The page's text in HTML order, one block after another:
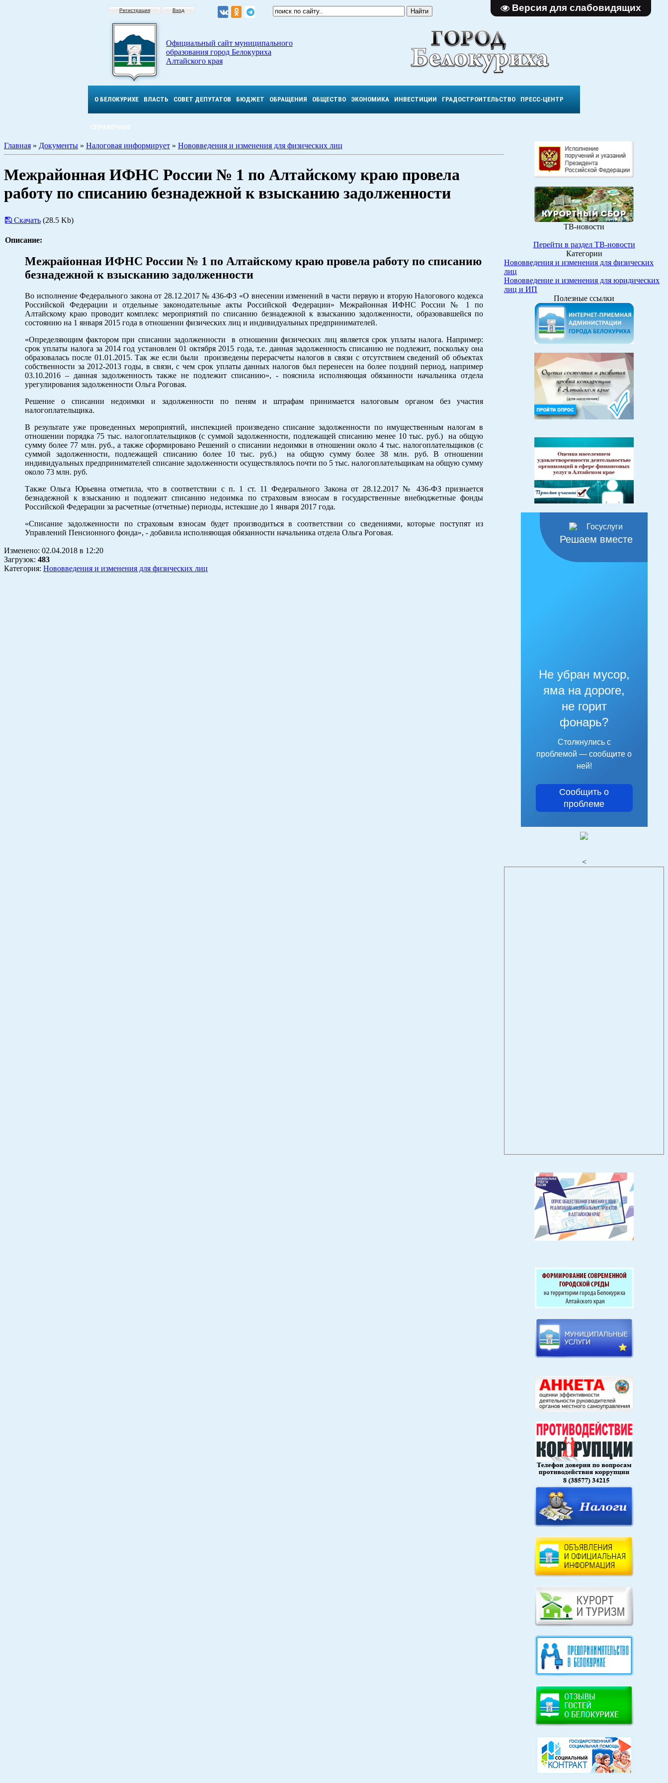
Версия для слабовидящих
Регистрация Вход
Официальный сайт муниципального
образования город Белокуриха
Алтайского края
О БЕЛОКУРИХЕ ВЛАСТЬ СОВЕТ ДЕПУТАТОВ БЮДЖЕТ ОБРАЩЕНИЯ ОБЩЕСТВО ЭКОНОМИКА ИНВЕСТИЦИИ ГРАДОСТРОИТЕЛЬСТВО ПРЕСС-ЦЕНТР
СПРАВОЧНОЕ
Главная » Документы » Налоговая информирует » Нововведения и изменения для физических лиц
Межрайонная ИФНС России № 1 по Алтайскому краю провела
работу по списанию безнадежной к взысканию задолженности
Скачать (28.5 Kb)
Описание:
Межрайонная ИФНС России № 1 по Алтайскому краю провела работу по списанию
безнадежной к взысканию задолженности
Во исполнение Федерального закона от 28.12.2017 № 436-ФЗ «О внесении изменений в части первую и вторую Налогового кодекса
Российской Федерации и отдельные законодательные акты Российской Федерации» Межрайонная ИФНС России № 1 по
Алтайскому краю проводит комплекс мероприятий по списанию безнадежной к взысканию задолженности, образовавшейся по
состоянию на 1 января 2015 года в отношении физических лиц и индивидуальных предпринимателей.
«Определяющим фактором при списании задолженности в отношении физических лиц является срок уплаты налога. Например:
срок уплаты налога за 2014 год установлен 01 октября 2015 года, т.е. данная задолженность списанию не подлежит, поскольку она
образовалась после 01.01.2015. Так же если были произведены перерасчеты налогов в связи с отсутствием сведений об объектах
собственности за 2012-2013 годы, в связи, с чем срок уплаты данных налогов был перенесен на более поздний период, например
03.10.2016 – данная задолженность также не подлежит списанию», - пояснила исполняющая обязанности начальника отдела
урегулирования задолженности Ольга Роговая.
Решение о списании недоимки и задолженности по пеням и штрафам принимается налоговым органом без участия
налогоплательщика.
В результате уже проведенных мероприятий, инспекцией произведено списание задолженности по имущественным налогам в
отношении порядка 75 тыс. налогоплательщиков (с суммой задолженности, подлежащей списанию менее 10 тыс. руб.) на общую
сумму более 77 млн. руб., а также сформировано Решений о списании недоимки в отношении около 4 тыс. налогоплательщиков (с
суммой задолженности, подлежащей списанию более 10 тыс. руб.) на общую сумму более 38 млн. руб. В отношении
индивидуальных предпринимателей списание задолженности осуществлялось почти по 5 тыс. налогоплательщикам на общую сумму
около 73 млн. руб.
Также Ольга Юрьевна отметила, что в соответствии с п. 1 ст. 11 Федерального Закона от 28.12.2017 № 436-ФЗ признается
безнадежной к взысканию и подлежит списанию недоимка по страховым взносам в государственные внебюджетные фонды
Российской Федерации за расчетные (отчетные) периоды, истекшие до 1 января 2017 года.
«Списание задолженности по страховым взносам будет производиться в соответствии со сведениями, которые поступят из
Управлений Пенсионного фонда», - добавила исполняющая обязанности начальника отдела Ольга Роговая.
Изменено: 02.04.2018 в 12:20
Загрузок: 483
Категория: Нововведения и изменения для физических лиц
ТВ-новости
Перейти в раздел ТВ-новости
Категории
Нововведения и изменения для физических
лиц
Нововведение и изменения для юридических
лиц и ИП
Полезные ссылки
Решаем вместе
Не убран мусор,
яма на дороге,
не горит
фонарь?
Столкнулись с
проблемой — сообщите о
ней!
Сообщить о
проблеме
<